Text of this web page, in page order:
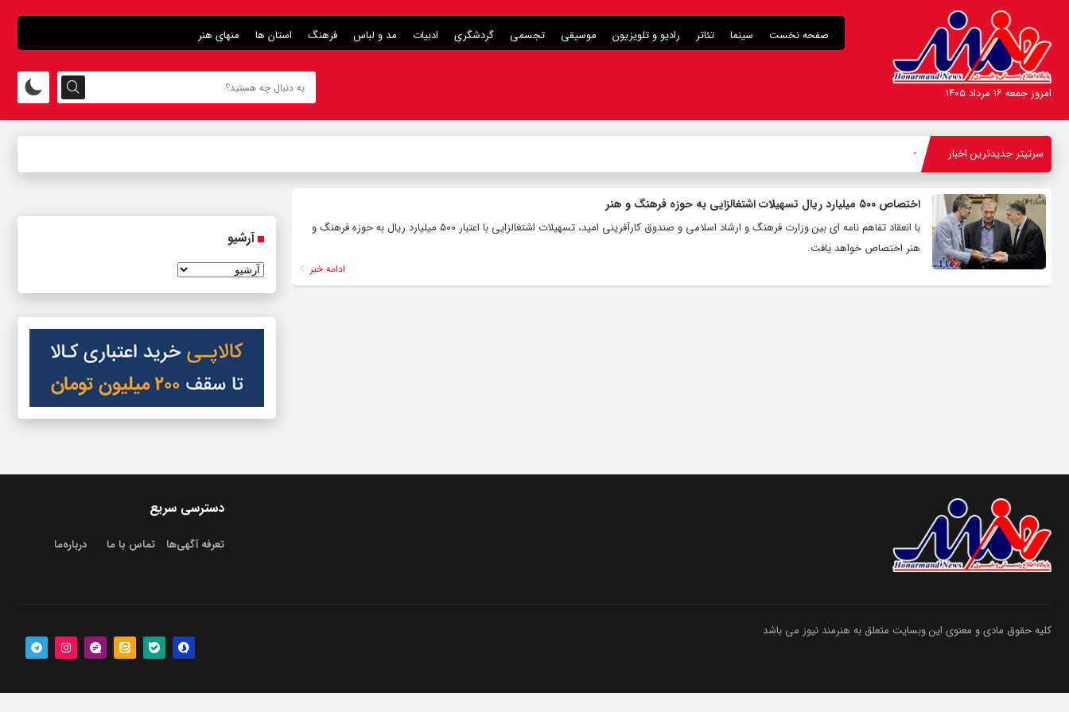
صفحه نخست سینما تئاتر رادیو و تلویزیون موسیقی تجسمی گردشگری ادبیات مد و لباس فرهنگ استان ها منهای هنر
امروز جمعه ۱۶ مرداد ۱۴۰۵
سرتیتر جدیدترین اخبار ب
اختصاص ۵۰۰ میلیارد ریال تسهیلات اشتغالزایی به حوزه فرهنگ و هنر
با انعقاد تفاهم نامه ای بین وزارت فرهنگ و ارشاد اسلامی و صندوق کارآفرینی امید، تسهیلات اشتغالزایی با اعتبار ۵۰۰ میلیارد ریال به حوزه فرهنگ و
هنر اختصاص خواهد یافت.
ادامه خبر
آرشیو
دسترسی سریع
تعرفه آگهی‌ها تماس با ما درباره‌‌ما
کلیه حقوق مادی و معنوی این وبسایت متعلق به هنرمند نیوز می باشد